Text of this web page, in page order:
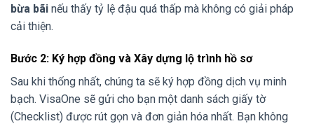
bừa bãi nếu thấy tỷ lệ đậu quá thấp mà không có giải pháp
cải thiện.
Bước 2: Ký hợp đồng và Xây dựng lộ trình hồ sơ
Sau khi thống nhất, chúng ta sẽ ký hợp đồng dịch vụ minh
bạch. VisaOne sẽ gửi cho bạn một danh sách giấy tờ
(Checklist) được rút gọn và đơn giản hóa nhất. Bạn không